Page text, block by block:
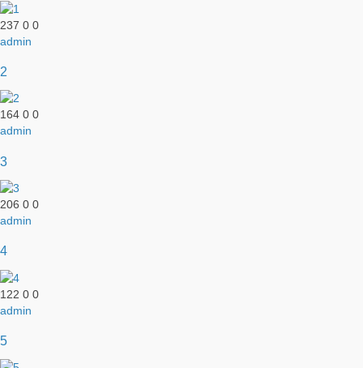
237 0 0
admin
2
164 0 0
admin
3
206 0 0
admin
4
122 0 0
admin
5